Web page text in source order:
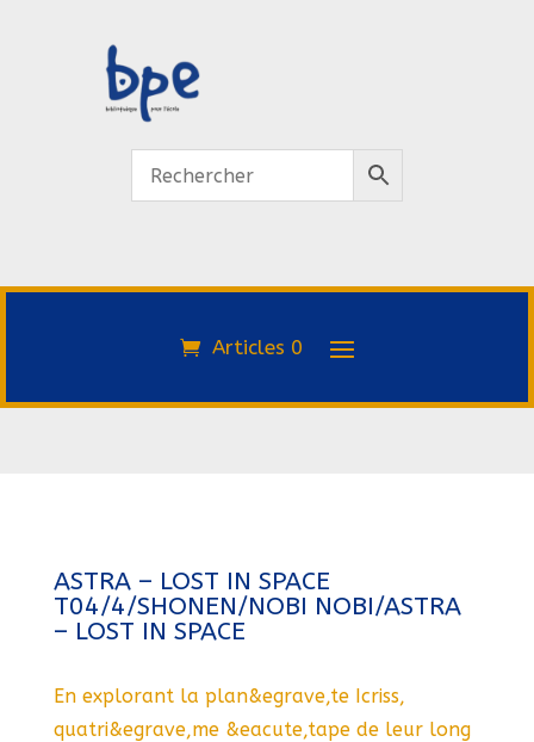
Articles 0
ASTRA – LOST IN SPACE
T04/4/SHONEN/NOBI NOBI/ASTRA
– LOST IN SPACE
En explorant la plan&egrave,te Icriss,
quatri&egrave,me &eacute,tape de leur long